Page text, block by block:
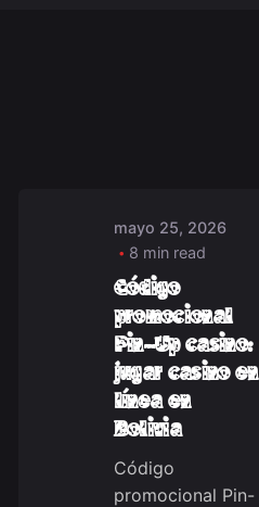
mayo 25, 2026
8 min read
Código
promocional
Pin-Up casino:
jugar casino en
línea en
Bolivia
Código
promocional Pin-